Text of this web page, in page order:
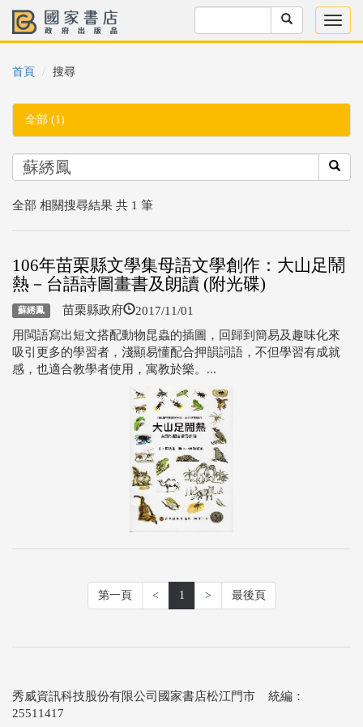
首頁 搜尋
全部 (1)
全部 相關搜尋結果 共 1 筆
106年苗栗縣文學集母語文學創作：大山足鬧
熱－台語詩圖畫書及朗讀 (附光碟)
蘇綉鳳 苗栗縣政府 2017/11/01
用閩語寫出短文搭配動物昆蟲的插圖，回歸到簡易及趣味化來
吸引更多的學習者，淺顯易懂配合押韻詞語，不但學習有成就
感，也適合教學者使用，寓教於樂。...
第一頁 < 1 > 最後頁
秀威資訊科技股份有限公司國家書店松江門市 統編：
25511417